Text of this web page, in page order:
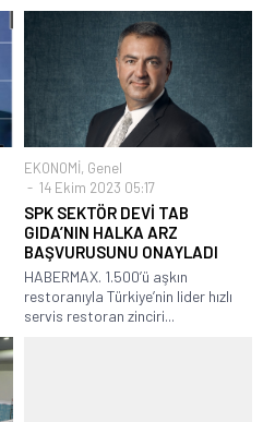
EKONOMİ, Genel
14 Ekim 2023 05:17
SPK SEKTÖR DEVİ TAB
GIDA’NIN HALKA ARZ
BAŞVURUSUNU ONAYLADI
HABERMAX. 1.500’ü aşkın
restoranıyla Türkiye’nin lider hızlı
servis restoran zinciri...